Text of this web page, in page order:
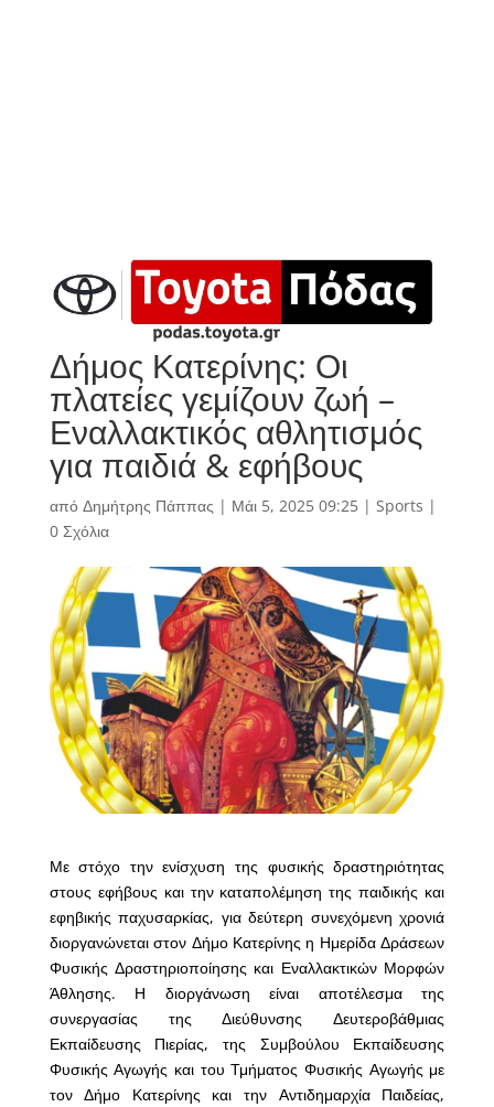
Δήμος Κατερίνης: Οι
πλατείες γεμίζουν ζωή –
Εναλλακτικός αθλητισμός
για παιδιά & εφήβους
από Δημήτρης Πάππας | Μάι 5, 2025 09:25| Sports |
0 Σχόλια
Με στόχο την ενίσχυση της φυσικής δραστηριότητας
στους εφήβους και την καταπολέμηση της παιδικής και
εφηβικής παχυσαρκίας, για δεύτερη συνεχόμενη χρονιά
διοργανώνεται στον Δήμο Κατερίνης η Ημερίδα Δράσεων
Φυσικής Δραστηριοποίησης και Εναλλακτικών Μορφών
Άθλησης. Η διοργάνωση είναι αποτέλεσμα της
συνεργασίας της Διεύθυνσης Δευτεροβάθμιας
Εκπαίδευσης Πιερίας, της Συμβούλου Εκπαίδευσης
Φυσικής Αγωγής και του Τμήματος Φυσικής Αγωγής με
τον Δήμο Κατερίνης και την Αντιδημαρχία Παιδείας,